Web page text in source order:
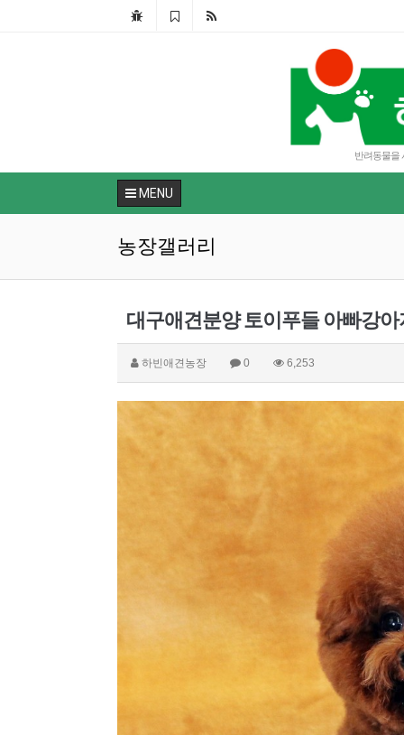
반려동물을
MENU
농장갤러리
대구애견분양 토이푸들 아빠강아
하빈애견농장 0 6,253